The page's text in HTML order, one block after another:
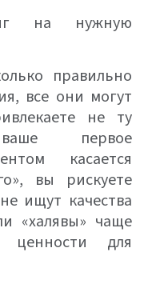
на нужную
правильно
все они могут
не ту
первое
касается
вы рискуете
ищут качества
«халявы» чаще
ценности для